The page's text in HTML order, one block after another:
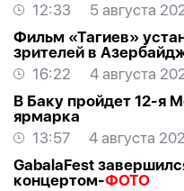
12:33
5 августа
Фильм «Тагиев»
зрителей в
16:22
4 августа
В Баку пройдет 12-я
ярмарка
13:57
4 августа
GabalaFest
концертом-ФОТО